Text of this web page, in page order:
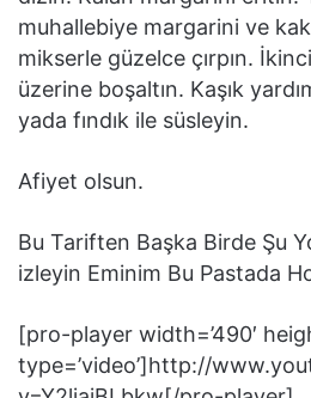
muhallebiye margarini ve
mikserle güzelce çırpın.
üzerine boşaltın. Kaşık
yada fındık ile süsleyin.
Afiyet olsun.
Bu Tariften Başka Birde Şu
izleyin Eminim Bu Pastada
[pro-player width=’490′
type=’video’]http://